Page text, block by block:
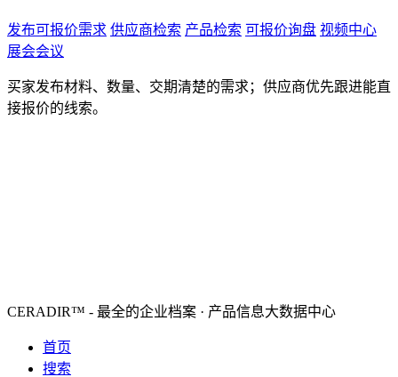
发布可报价需求 供应商检索 产品检索 可报价询盘 视频中心
展会会议
买家发布材料、数量、交期清楚的需求；供应商优先跟进能直
接报价的线索。
CERADIR™ - 最全的企业档案 · 产品信息大数据中心
首页
搜索